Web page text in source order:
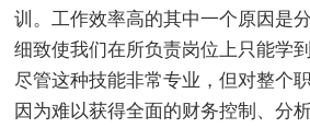
训。工作效率高的其中一个原因是
细致使我们在所负责岗位上只能学
尽管这种技能非常专业，但对整个
因为难以获得全面的财务控制、分